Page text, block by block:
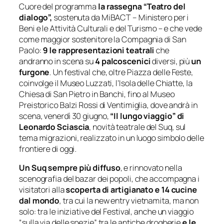
Cuore del programma la rassegna “Teatro del
dialogo”, sostenuta da MiBACT – Ministero per i
Beni e le Attività Culturali e del Turismo – e che vede
come maggior sostenitore la Compagnia di San
Paolo: 9 le rappresentazioni teatraliche
andranno in scena su4 palcoscenicidiversi, piùun
furgone. Un festival che, oltre Piazza delle Feste,
coinvolge il Museo Luzzati, l’Isola delle Chiatte, la
Chiesa di San Pietro in Banchi, fino al Museo
Preistorico Balzi Rossi di Ventimiglia, dove andrà in
scena, venerdì 30 giugno,“Il lungo viaggio” di
Leonardo Sciascia, novità teatrale del Suq, sul
tema migrazioni, realizzato in un luogo simbolo delle
frontiere di oggi.
Un Suq sempre più diffuso, e rinnovato nella
scenografia del bazar dei popoli, che accompagna i
visitatori allascoperta di artigianato e 14 cucine
dal mondo, tra cui la new entry vietnamita, ma non
solo: tra le iniziative del Festival, anche un viaggio